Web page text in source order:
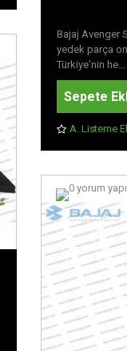
Bajaj Avenger
yedek parça
Türkiye'nin he...
Sepete
A. Listeme